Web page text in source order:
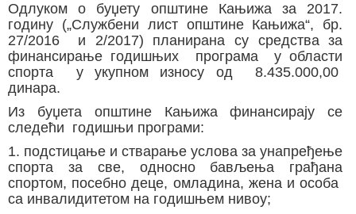
Одлуком о буџету општине Кањижа за 2017.
годину („Службени лист општине Кањижа“, бр.
27/2016 и 2/2017) планирана су средства за
финансирање годишњих програма у области
спорта у укупном износу од 8.435.000,00
динара.
Из буџета општине Кањижа финансирају се
следећи годишњи програми:
1. подстицање и стварање услова за унапређење
спорта за све, односно бављења грађана
спортом, посебно деце, омладина, жена и особа
са инвалидитетом на годишњем нивоу;